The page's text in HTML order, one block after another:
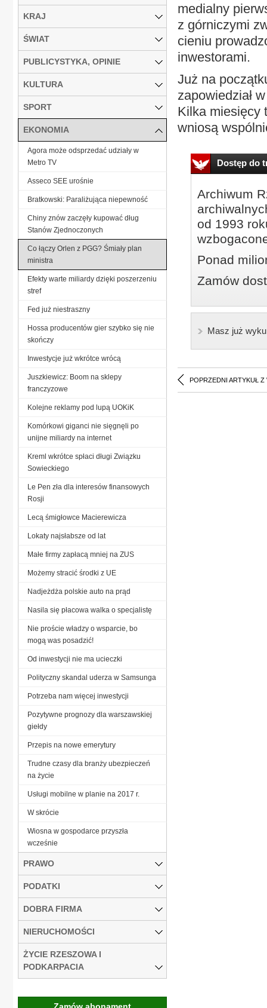
medialny
z górniczymi
cieniu
inwestorami.
Już na
zapowiedział
Kilka miesięcy
wniosą
Dostęp do
Archiwum
od 1993
Ponad
Zamów
Masz już
POPRZEDNI ARTYKUŁ Z
KRAJ
ŚWIAT
PUBLICYSTYKA, OPINIE
KULTURA
SPORT
EKONOMIA
Agora może odsprzedać udziały w
Metro TV
Asseco SEE urośnie
Bratkowski: Paraliżująca niepewność
Chiny znów zaczęły kupować dług
Stanów Zjednoczonych
Co łączy Orlen z PGG? Śmiały plan
ministra
Efekty warte miliardy dzięki poszerzeniu
stref
Fed już niestraszny
Hossa producentów gier szybko się nie
skończy
Inwestycje już wkrótce wrócą
Juszkiewicz: Boom na sklepy
franczyzowe
Kolejne reklamy pod lupą UOKiK
Komórkowi giganci nie sięgnęli po
unijne miliardy na internet
Kreml wkrótce spłaci długi Związku
Sowieckiego
Le Pen zła dla interesów finansowych
Rosji
Lecą śmigłowce Macierewicza
Lokaty najsłabsze od lat
Małe firmy zapłacą mniej na ZUS
Możemy stracić środki z UE
Nadjeżdża polskie auto na prąd
Nasila się płacowa walka o specjalistę
Nie proście władzy o wsparcie, bo
mogą was posadzić!
Od inwestycji nie ma ucieczki
Polityczny skandal uderza w Samsunga
Potrzeba nam więcej inwestycji
Pozytywne prognozy dla warszawskiej
giełdy
Przepis na nowe emerytury
Trudne czasy dla branży ubezpieczeń
na życie
Usługi mobilne w planie na 2017 r.
W skrócie
Wiosna w gospodarce przyszła
wcześnie
PRAWO
PODATKI
DOBRA FIRMA
NIERUCHOMOŚCI
ŻYCIE RZESZOWA I
PODKARPACIA
Zamów abonament